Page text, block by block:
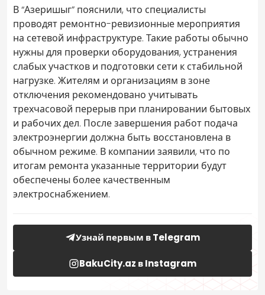
В “Азеришыг” пояснили, что специалисты
проводят ремонтно-ревизионные мероприятия
на сетевой инфраструктуре. Такие работы обычно
нужны для проверки оборудования, устранения
слабых участков и подготовки сети к стабильной
нагрузке. Жителям и организациям в зоне
отключения рекомендовано учитывать
трехчасовой перерыв при планировании бытовых
и рабочих дел. После завершения работ подача
электроэнергии должна быть восстановлена в
обычном режиме. В компании заявили, что по
итогам ремонта указанные территории будут
обеспечены более качественным
электроснабжением.
Узнай первым в Telegram
BakuCity.az в Instagram